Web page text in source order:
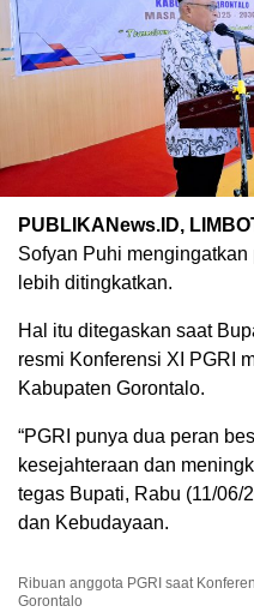
PUBLIKANews.ID,
Sofyan Puhi
lebih ditingkatkan.
Hal itu ditegaskan saat
resmi Konferensi XI PGRI
Kabupaten Gorontalo.
“PGRI punya dua peran
kesejahteraan dan
tegas Bupati, Rabu (11/06/
dan Kebudayaan.
Ribuan anggota PGRI saat
Gorontalo